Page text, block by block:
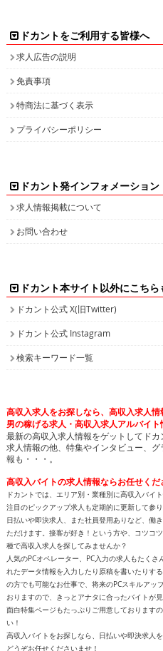
ドカントをご利用する皆様へ
求人広告の説明
免責事項
特商法に基づく表示
プライバシーポリシー
ドカント発インフォメーション
求人情報掲載について
お問い合わせ
ドカント本サイト以外にこちら
ドカント公式 X(旧Twitter)
ドカント公式 Instagram
検索キーワード一覧
高収入求人をお探しなら、高収入求人情
男の稼げる求人・高収入求人アルバイ
最新の高収入求人情報をゲットしてドカ
求人情報の他、特集やインタビュー、
報も・・・。
高収入バイトの求人情報ならお任せくだ
ドカントでは、エリア別・業種別に高収入バイ
注目のピックアップ求人も定期的に更新して参
日払いや即決求人、また社員登用ありなど、働
ただけます。接客が好き！という方や、コツコ
種で高収入求人を探してみませんか？
人気のPCオペレーター、PC入力の求人もたく
れたデータ情報を入力したり原稿を書いたりす
の方でも可能なお仕事で、将来のPCスキルアッ
おりますので、きっとアナタに合ったバイトが見
面白特集ページもたっぷりご用意しております
い！
高収入バイトをお探しなら、日払いや即決求人
どうぞお任せくださいませ！